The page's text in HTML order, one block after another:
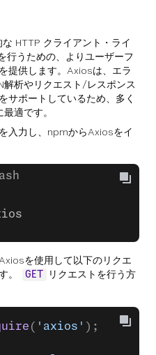
HTTP クライアント・ライ
行うための、よりユーザーフ
提供します。Axiosは、エラ
解析やリクエスト/レスポンス
サポートしているため、多く
適です。
入力し、npmからAxiosをイ
を使用して以下のリクエ
。
GET
リクエストを行う方
( 'axios' );